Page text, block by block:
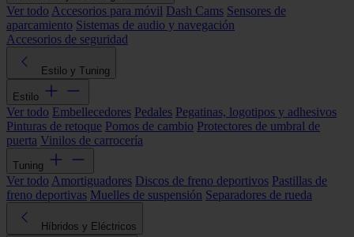
Ver todo Accesorios para móvil Dash Cams Sensores de
aparcamiento Sistemas de audio y navegación
Accesorios de seguridad
Estilo y Tuning
Estilo
Ver todo Embellecedores Pedales Pegatinas, logotipos y adhesivos
Pinturas de retoque Pomos de cambio Protectores de umbral de
puerta Vinilos de carrocería
Tuning
Ver todo Amortiguadores Discos de freno deportivos Pastillas de
freno deportivas Muelles de suspensión Separadores de rueda
Híbridos y Eléctricos